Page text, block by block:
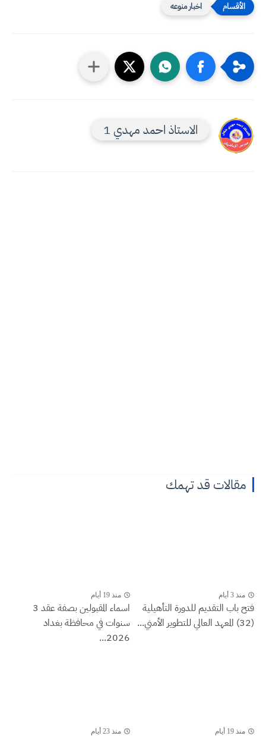
اخبار منوعه
الاستاذ احمد مهدي 1
مقالات قد تهمك
منذ 3 أيام
فتح باب التقديم للدورة التأهيلية
(32) المعهد العالي للتطوير الأمني...
منذ 19 أيام
اسماء المقبولين بصفة عقد 3
سنوات في محافظة بغداد
2026...
منذ 19 أيام منذ 23 أيام